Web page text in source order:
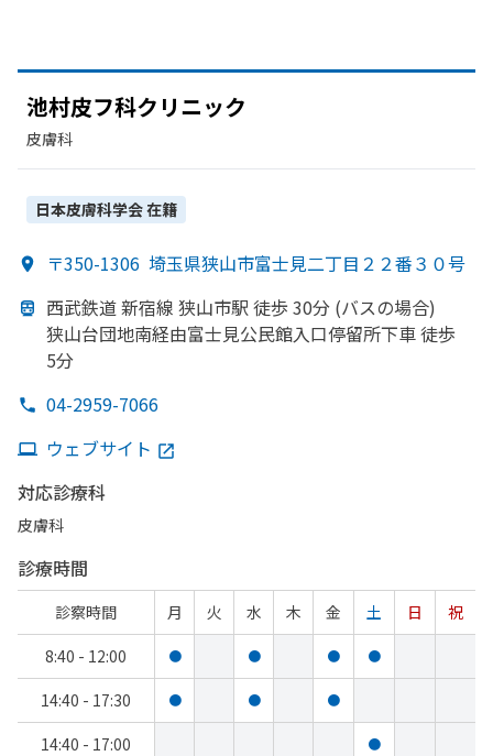
池村皮フ科クリニック
皮膚科
日本皮膚科学会在籍
〒350-1306 埼玉県狭山市富士見二丁目２２番３０号
西武鉄道 新宿線 狭山市駅 徒歩 30分 (バスの場合)
狭山台団地南経由富士見公民館入口停留所下車 徒歩
5分
04-2959-7066
ウェブサイト
対応診療科
皮膚科
診療時間
診察時間 月 火 水 木 金 土 日
祝
8:40 - 12:00
● ● ● ●
14:40 - 17:30 ● ● ●
14:40 - 17:00 ●